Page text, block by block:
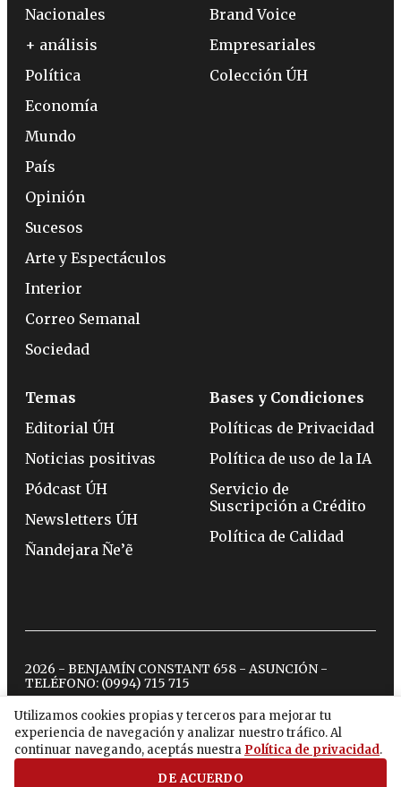
Utilizamos cookies propias y terceros para mejorar tu
experiencia de navegación y analizar nuestro tráfico. Al
continuar navegando, aceptás nuestra Política de privacidad.
DE ACUERDO
Nacionales
+ análisis
Política
Economía
Mundo
País
Opinión
Sucesos
Arte y Espectáculos
Interior
Correo Semanal
Sociedad
Brand Voice
Empresariales
Colección ÚH
Temas
Editorial ÚH
Noticias positivas
Pódcast ÚH
Newsletters ÚH
Ñandejara Ñe’ẽ
Bases y Condiciones
Políticas de Privacidad
Política de uso de la IA
Servicio de
Suscripción a Crédito
Política de Calidad
2026 - BENJAMÍN CONSTANT 658 - ASUNCIÓN -
TELÉFONO: (0994) 715 715
twitterinstagram
facebook
tiktokyoutubespotify